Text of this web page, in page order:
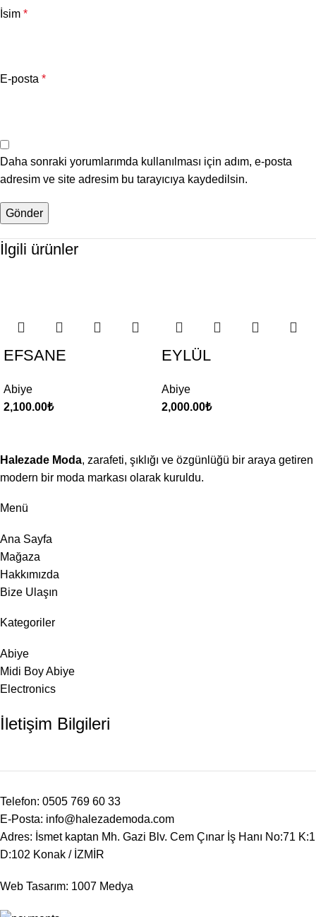
İsim *
E-posta *
Daha sonraki yorumlarımda kullanılması için adım, e-posta
adresim ve site adresim bu tarayıcıya kaydedilsin.
İlgili ürünler
EFSANE
Abiye
2,100.00₺
EYLÜL
Abiye
2,000.00₺
Halezade Moda, zarafeti, şıklığı ve özgünlüğü bir araya getiren
modern bir moda markası olarak kuruldu.
Menü
Ana Sayfa
Mağaza
Hakkımızda
Bize Ulaşın
Kategoriler
Abiye
Midi Boy Abiye
Electronics
İletişim Bilgileri
Telefon: 0505 769 60 33
E-Posta: info@halezademoda.com
Adres: İsmet kaptan Mh. Gazi Blv. Cem Çınar İş Hanı No:71 K:1
D:102 Konak / İZMİR
Web Tasarım: 1007 Medya